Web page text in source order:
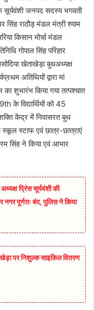
सूर्यवंशी जनपद सदस्य भगवती
सिंह राठौड़ मंडल मंत्री श्याम
किसान मोर्चा मंडल
गोपाल सिंह परिहार
खेताखेड़ा बुथअध्यक्ष
अतिथियों द्वारा मां
शुभारंभ किया गया तत्पश्चात
के विद्यार्थियों को 45
केंद्र में निवासरत बुथ
स्कूल स्टाफ एवं छात्र-छात्राएं
सिंह ने किया एवं आभार
प्रिंस सूर्यवंशी की
नगर पूर्णतः बंद, पुलिस ने किया
पर निशुल्क साइकिल वितरण